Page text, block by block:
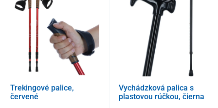
Trekingové palice,
červené
Vychádzková palica s
plastovou rúčkou, čierna